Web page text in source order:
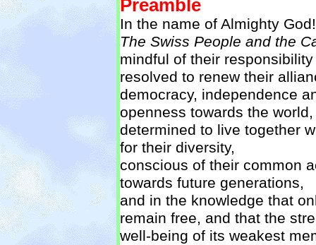
Preamble
In the name of Almighty God!
The Swiss People and the
mindful of their
resolved to renew their
democracy, independence
openness towards the world,
determined to live together
for their diversity,
conscious of their common
towards future generations,
and in the knowledge that
remain free, and that the
well-being of its weakest